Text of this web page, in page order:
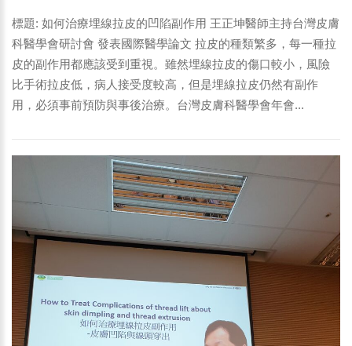
標題: 如何治療埋線拉皮的凹陷副作用 王正坤醫師主持台灣皮膚
科醫學會研討會 發表國際醫學論文 拉皮的種類繁多，每一種拉
皮的副作用都應該受到重視。雖然埋線拉皮的傷口較小，風險
比手術拉皮低，病人接受度較高，但是埋線拉皮仍然有副作
用，必須事前預防與事後治療。台灣皮膚科醫學會年會...